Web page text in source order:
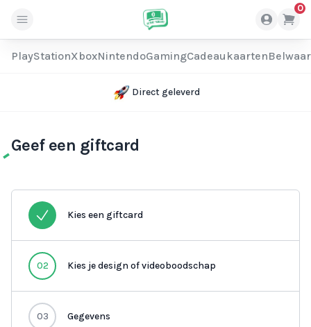
0
PlayStationXboxNintendoGamingCadeaukaarten
Direct geleverd
Geef een giftcard
Kies een giftcard
02 Kies je design of videoboodschap
03 Gegevens